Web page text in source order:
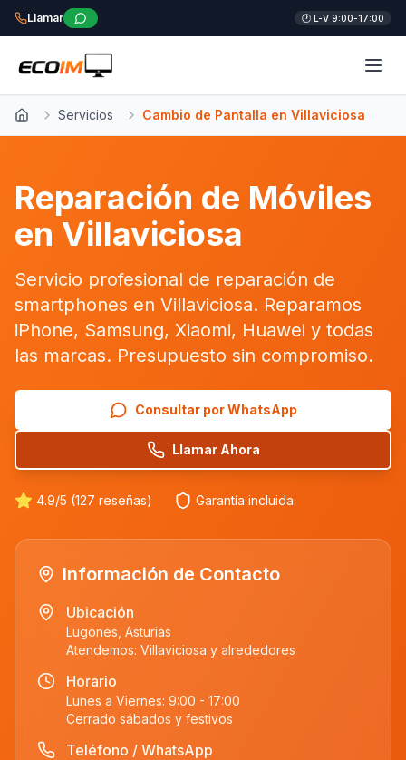
Llamar 🕐 L-V 9:00-17:00
Inicio Servicios Cambio de Pantalla en Villaviciosa
Reparación de Móviles
en Villaviciosa
Servicio profesional de reparación de
smartphones en Villaviciosa. Reparamos
iPhone, Samsung, Xiaomi, Huawei y todas
las marcas. Presupuesto sin compromiso.
Consultar por WhatsApp
Llamar Ahora
4.9/5 (127 reseñas) Garantía incluida
Información de Contacto
Ubicación
Lugones, Asturias
Atendemos: Villaviciosa y alrededores
Horario
Lunes a Viernes: 9:00 - 17:00
Cerrado sábados y festivos
Teléfono / WhatsApp